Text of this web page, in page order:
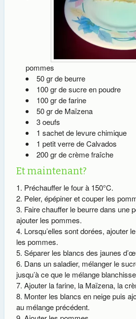
pommes
50 gr de beurre
100 gr de sucre en poudre
100 gr de farine
50 gr de Maïzena
3 oeufs
1 sachet de levure chimique
1 petit verre de Calvados
200 gr de crème fraîche
Et maintenant?
Préchauffer le four à 150°C.
Peler, épépiner et couper les
Faire chauffer le beurre dans une
ajouter les pommes.
Lorsqu’elles sont dorées, ajouter
les pommes.
Séparer les blancs des jaunes
Dans un saladier, mélanger le
jusqu’à ce que le mélange
Ajouter la farine, la Maïzena, la
Monter les blancs en neige puis
au mélange précédent.